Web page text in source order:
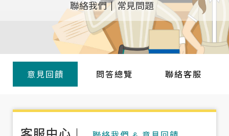
聯絡我們 常見問題
意見回饋 問答總覽 聯絡客服